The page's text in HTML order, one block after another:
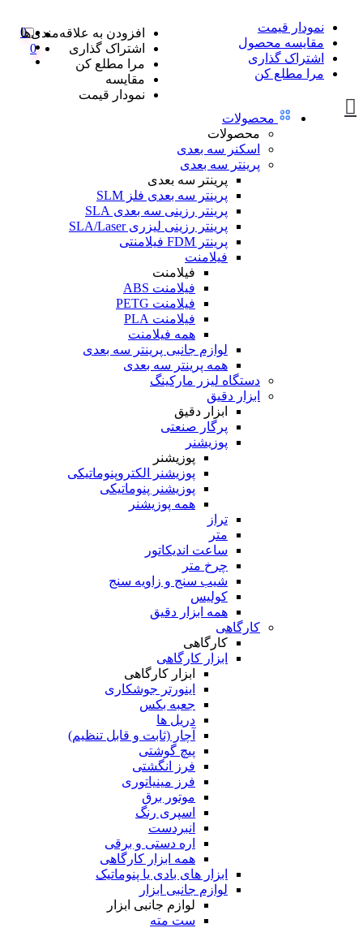
نمودار قیمت
مقایسه محصول
اشتراک گذاری
مرا مطلع کن
0
0
محصولات
محصولات
اسکنر سه بعدی
پرینتر سه بعدی
پرینتر سه بعدی
پرینتر سه بعدی فلز SLM
پرینتر رزینی سه بعدی SLA
پرینتر رزینی لیزری SLA/Laser
پرینتر FDM فیلامنتی
فیلامنت
فیلامنت
فیلامنت ABS
فیلامنت PETG
فیلامنت PLA
همه فیلامنت
لوازم جانبی پرینتر سه بعدی
همه پرینتر سه بعدی
دستگاه لیزر مارکینگ
ابزار دقیق
ابزار دقیق
پرگار صنعتی
پوزیشنر
پوزیشنر
پوزیشنر الکتروپنوماتیکی
پوزیشنر پنوماتیکی
همه پوزیشنر
تراز
متر
ساعت اندیکاتور
چرخ متر
شیب سنج و زاویه سنج
کولیس
همه ابزار دقیق
کارگاهی
کارگاهی
ابزار کارگاهی
ابزار کارگاهی
اینورتر جوشکاری
جعبه بکس
دریل ها
آچار (ثابت و قابل تنظیم)
پیچ گوشتی
فرز انگشتی
فرز مینیاتوری
موتور برق
اسپری رنگ
انبردست
اره دستی و برقی
همه ابزار کارگاهی
ابزار های بادی یا پنوماتیک
لوازم جانبی ابزار
لوازم جانبی ابزار
ست مته
افزودن به علاقه‌مندی‌ها
اشتراک گذاری
مرا مطلع کن
مقایسه
نمودار قیمت